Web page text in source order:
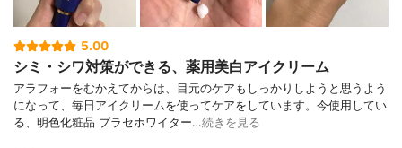
5.00
シミ・シワ対策ができる、薬用美白アイクリーム
アラフォーをむかえてからは、目元のケアもしっかりしようと思うよう
になって、毎日アイクリームを使ってケアをしています。今使用してい
る、明色化粧品 プラセホワイター…続きを見る